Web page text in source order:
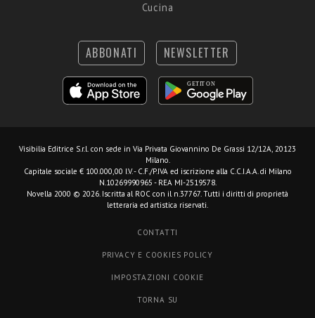
Cucina
ABBONATI NEWSLETTER
Visibilia Editrice S.r.l. con sede in Via Privata Giovannino De Grassi 12/12A, 20123
Milano.
Capitale sociale € 100.000,00 I.V. - C.F./P.IVA ed iscrizione alla C.C.I.A.A. di Milano
N.10269990965 - REA MI-2519578.
Novella 2000 © 2026. Iscritta al ROC con il n.37767. Tutti i diritti di proprietà
letteraria ed artistica riservati.
CONTATTI
PRIVACY E COOKIES POLICY
IMPOSTAZIONI COOKIE
TORNA SU